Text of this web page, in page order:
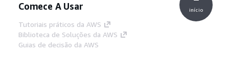
Comece A Usar
Tutoriais práticos da AWS
Biblioteca de Soluções da AWS
Guias de decisão da AWS
início